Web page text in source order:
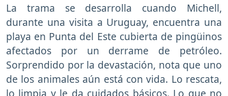
La trama se desarrolla cuando Michell,
durante una visita a Uruguay, encuentra una
playa en Punta del Este cubierta de pingüinos
afectados por un derrame de petróleo.
Sorprendido por la devastación, nota que uno
de los animales aún está con vida. Lo rescata,
lo limpia y le da cuidados básicos. Lo que no